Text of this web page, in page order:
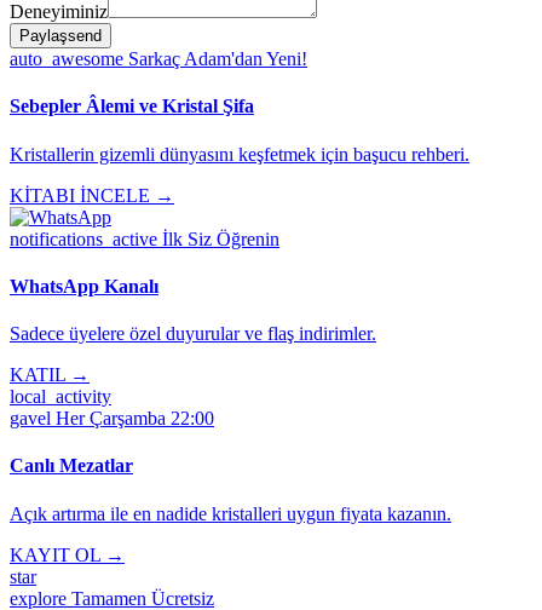
Deneyiminiz
Paylaşsend
auto_awesome Sarkaç Adam'dan Yeni!
Sebepler Âlemi ve Kristal Şifa
Kristallerin gizemli dünyasını keşfetmek için başucu rehberi.
KİTABI İNCELE →
notifications_active İlk Siz Öğrenin
WhatsApp Kanalı
Sadece üyelere özel duyurular ve flaş indirimler.
KATIL →
local_activity
gavel Her Çarşamba 22:00
Canlı Mezatlar
Açık artırma ile en nadide kristalleri uygun fiyata kazanın.
KAYIT OL →
star
explore Tamamen Ücretsiz